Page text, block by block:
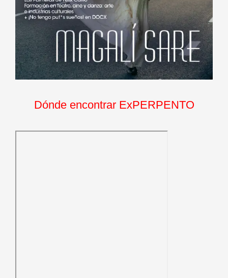
Dónde encontrar ExPERPENTO